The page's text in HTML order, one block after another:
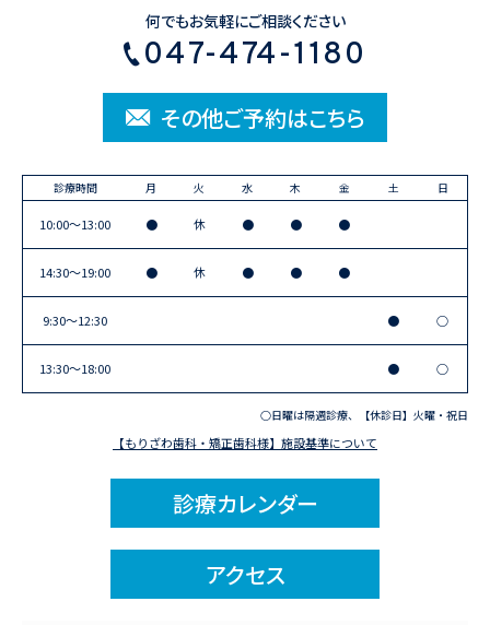
何でもお気軽にご相談ください
047-474-1180
その他ご予約はこちら
診療時間 月 火 水 木 金 土 日
10:00〜13:00 ● 休 ● ● ●
14:30〜19:00 ● 休 ● ● ●
9:30〜12:30 ● ○
13:30〜18:00 ● ○
○日曜は隔週診療、【休診日】火曜・祝日
【もりざわ歯科・矯正歯科様】施設基準について
診療カレンダー
アクセス